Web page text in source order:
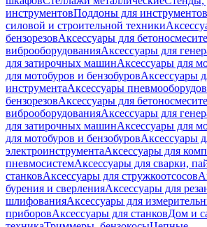
инструментовПоддоны для инструментов
силовой и строительной техники
бензорезовАксессуары для
виброоборудованияАксессуары для
для затирочных машинАксессуары для
для мотобуров и бензобуровАксессуары
инструментаАксессуары
бензорезовАксессуары для
виброоборудованияАксессуары для
для затирочных машинАксессуары для
для мотобуров и бензобуровАксессуары
электроинструментаАксессуары для
пневмосистемАксессуары для сварки,
станковАксессуары для стружкоотсосов
бурения и сверленияАксессуары для
шлифованияАксессуары для
приборовАксессуары для станковДом и